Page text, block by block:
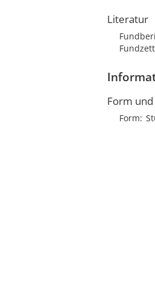
Literatur
Form
Form